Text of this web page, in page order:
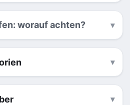
worauf achten?